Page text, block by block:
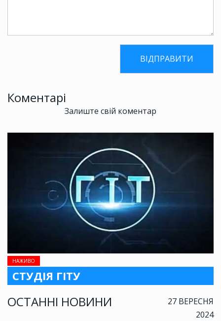
НАЖИВО
СТУДІЯ ГІТУ
ОСТАННІ НОВИНИ
27 ВЕРЕСНЯ
2024
Коментарі
Залиште свій коментар